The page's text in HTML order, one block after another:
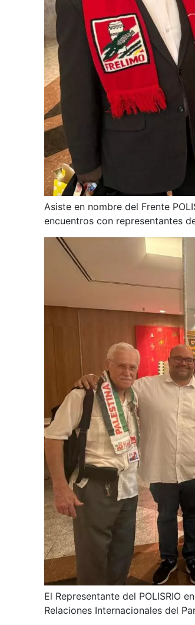
Asiste en nombre del Frente
encuentros con representantes
El Representante del POLISRIO
Relaciones Internacionales del